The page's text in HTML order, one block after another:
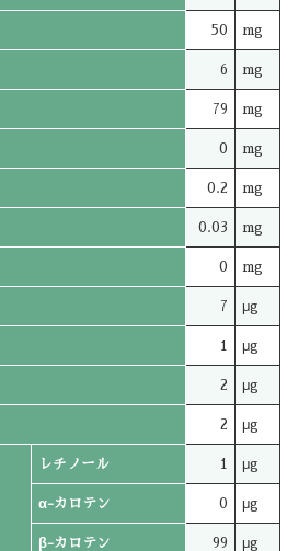
50 mg
6 mg
79 mg
0 mg
0.2 mg
0.03 mg
0 mg
7 μg
1 μg
2 μg
2 μg
レチノール 1 μg
α-カロテン 0 μg
β-カロテン 99 μg